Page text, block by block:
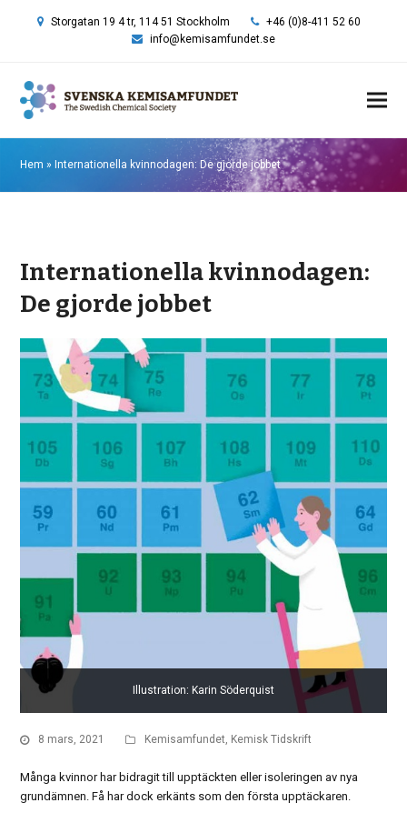
Storgatan 19 4 tr, 114 51 Stockholm
+46 (0)8-411 52 60
info@kemisamfundet.se
Hem » Internationella kvinnodagen: De gjorde jobbet
Internationella kvinnodagen:
De gjorde jobbet
Illustration: Karin Söderquist
8 mars, 2021 Kemisamfundet, Kemisk Tidskrift
Många kvinnor har bidragit till upptäckten eller isoleringen av nya
grundämnen. Få har dock erkänts som den första upptäckaren.